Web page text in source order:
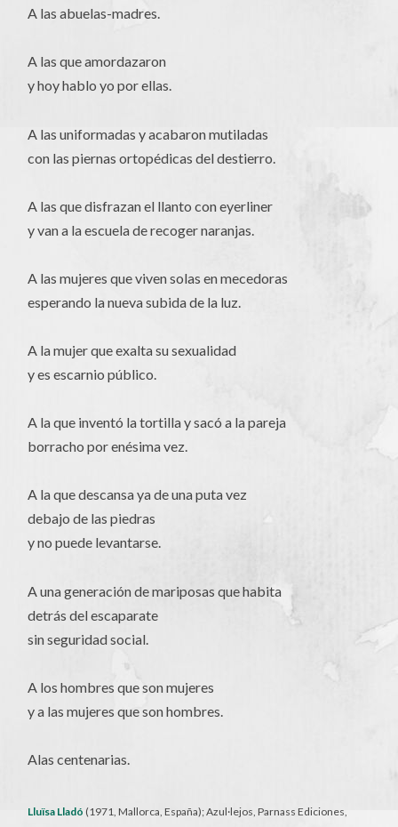
A las abuelas-madres.
A las que amordazaron
y hoy hablo yo por ellas.
A las uniformadas y acabaron mutiladas
con las piernas ortopédicas del destierro.
A las que disfrazan el llanto con eyerliner
y van a la escuela de recoger naranjas.
A las mujeres que viven solas en mecedoras
esperando la nueva subida de la luz.
A la mujer que exalta su sexualidad
y es escarnio público.
A la que inventó la tortilla y sacó a la pareja
borracho por enésima vez.
A la que descansa ya de una puta vez
debajo de las piedras
y no puede levantarse.
A una generación de mariposas que habita
detrás del escaparate
sin seguridad social.
A los hombres que son mujeres
y a las mujeres que son hombres.
Alas centenarias.
Lluïsa Lladó (1971, Mallorca, España); Azul·lejos, Parnass Ediciones,